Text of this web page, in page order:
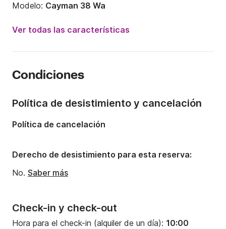
Modelo: Cayman 38 Wa
720CV
Capacidad a bordo:
Ver todas las características
Condiciones
Check-in y check-out
Hora para el check-in (alquiler de un día): 10:00
Política de desistimiento y cancelación
Política de cancelación
Derecho de desistimiento para esta reserva:
No. Saber más